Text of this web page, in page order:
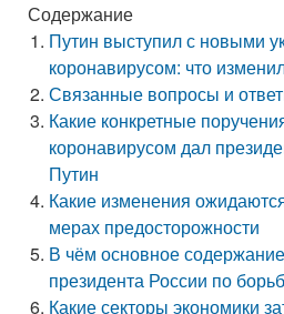
Содержание
Путин выступил с новыми
коронавирусом: что
Связанные вопросы и
Какие конкретные
коронавирусом дал
Путин
Какие изменения
мерах предосторожности
В чём основное
президента России по
Какие секторы экономики